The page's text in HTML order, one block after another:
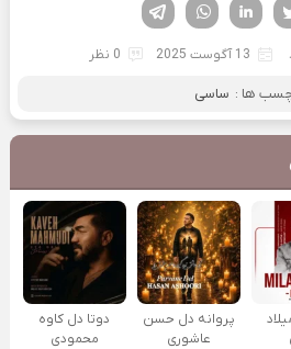
لینکدین تویتر
فیسوک
13 آگوست 2025 0 نظر
ها : ساسی
پروانه دل حسن
عاشوری
دوتا دل کاوه
محمودی